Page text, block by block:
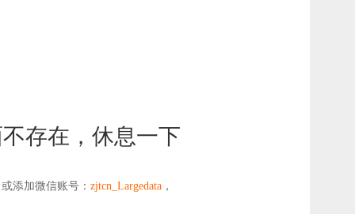
存在，休息一下
添加微信账号： zjtcn_Largedata ，